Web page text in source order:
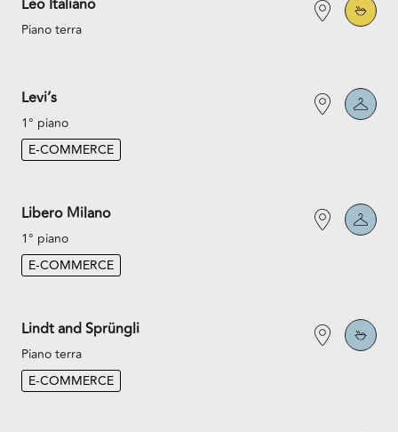
Piano terra
Levi’s
1° piano
E-COMMERCE
Libero Milano
1° piano
E-COMMERCE
Lindt and Sprüngli
Piano terra
E-COMMERCE